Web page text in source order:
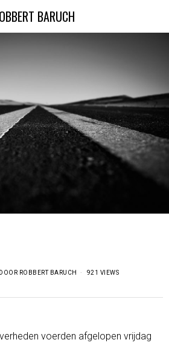
BARUCH
DOOR ROBBERT BARUCH 921 VIEWS
voerden afgelopen vrijdag